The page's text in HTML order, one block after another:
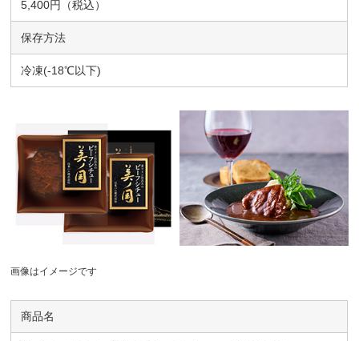
5,400円（税込）
保存方法
冷凍(-18℃以下)
画像はイメージです
商品名